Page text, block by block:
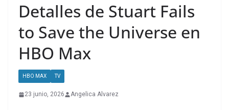
Detalles de Stuart Fails
to Save the Universe en
HBO Max
HBO MAX TV
23 junio, 2026 Angelica Alvarez